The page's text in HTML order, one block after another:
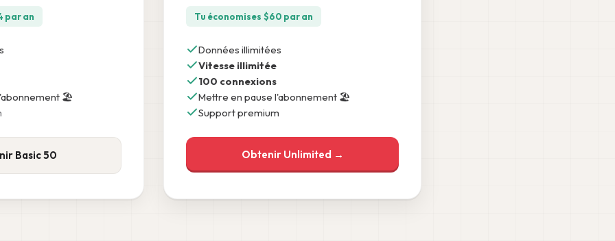
par an
🏖️
Basic 50
Tu économises $60 par an
Données illimitées
Vitesse illimitée
100 connexions
Mettre en pause l'abonnement 🏖️
Support premium
Obtenir Unlimited →